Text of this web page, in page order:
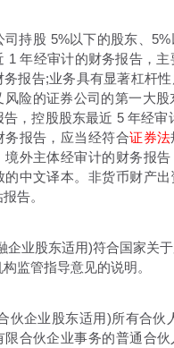
股 5%以下的股东、5%
1 年经审计的财务报告，
务报告;业务具有显著杠杆
风险的证券公司的第一大股
告，控股股东最近 5 年经审
务报告，应当经符合证券法
境外主体经审计的财务报
的中文译本。非货币财产
告。
业股东适用)符合国家关于
监管指导意见的说明。
企业股东适用)所有合伙
限合伙企业事务的普通合